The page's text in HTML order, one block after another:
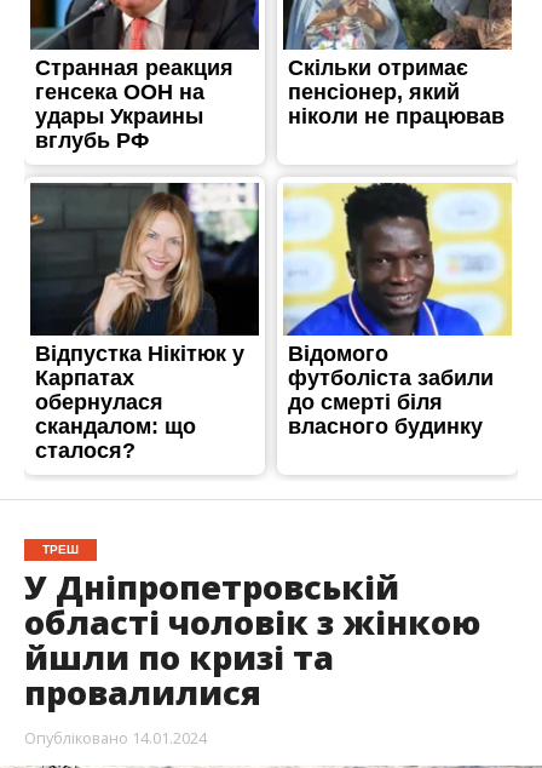
ТРЕШ
У Дніпропетровській
області чоловік з жінкою
йшли по кризі та
провалилися
Опубліковано 14.01.2024